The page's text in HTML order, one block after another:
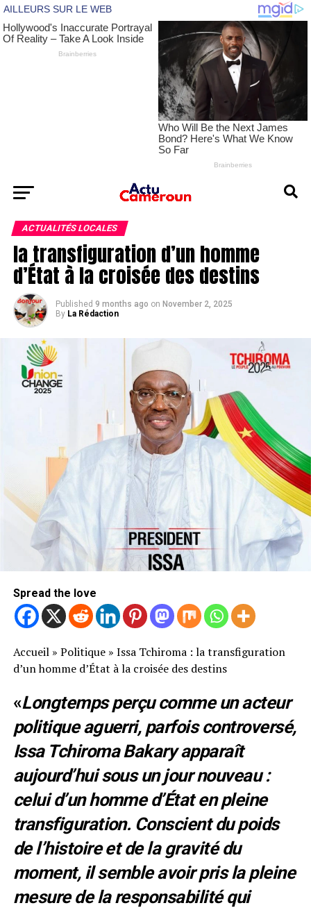
ACTUALITÉS LOCALES
la transfiguration d’un homme
d’État à la croisée des destins
Published 9 months ago on November 2, 2025
By La Rédaction
Spread the love
Accueil» Politique» Issa Tchiroma : la transfiguration
d’un homme d’État à la croisée des destins
«Longtemps perçu comme un acteur
politique aguerri, parfois controversé,
Issa Tchiroma Bakary apparaît
aujourd’hui sous un jour nouveau :
celui d’un homme d’État en pleine
transfiguration. Conscient du poids
de l’histoire et de la gravité du
moment, il semble avoir pris la pleine
mesure de la responsabilité qui